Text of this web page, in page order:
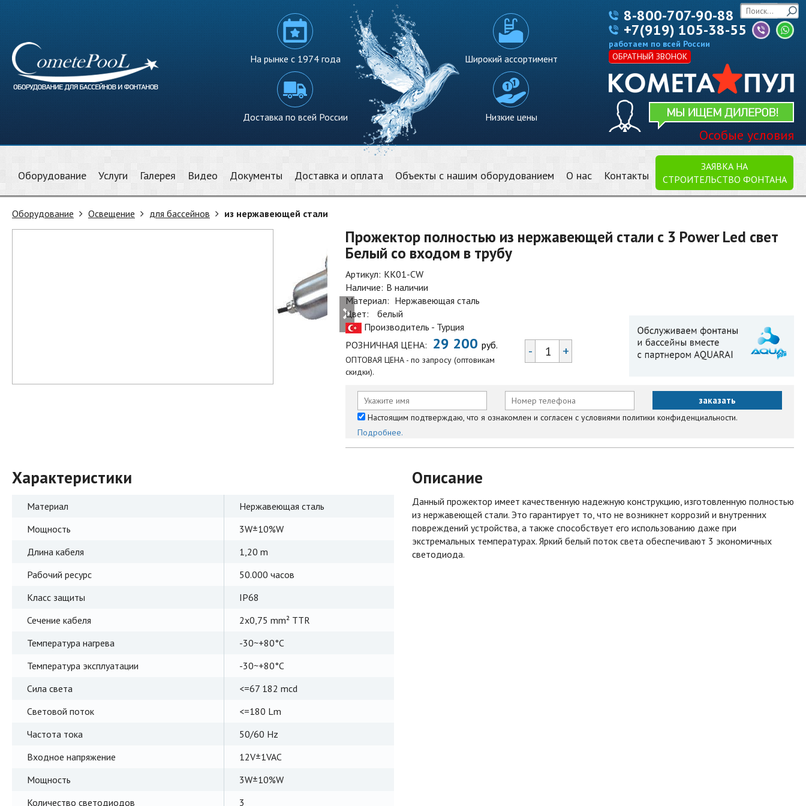
8-800-707-90-88
+7(919) 105-38-55
работаем по всей России
ОБРАТНЫЙ ЗВОНОК
Особые условия
На рынке с 1974 года Широкий ассортимент
Доставка по всей России Низкие цены
Оборудование Услуги Галерея Видео Документы Доставка и оплата Объекты с нашим оборудованием О нас Контакты
ЗАЯВКА НА
СТРОИТЕЛЬСТВО ФОНТАНА
Оборудование Освещение для бассейнов из нержавеющей стали
Прожектор полностью из нержавеющей стали с 3 Power Led свет
Белый со входом в трубу
Артикул: KK01-CW
Наличие: В наличии
Материал: Нержавеющая сталь
Цвет:
белый
Производитель - Турция
РОЗНИЧНАЯ ЦЕНА: 29 200 руб.
ОПТОВАЯ ЦЕНА - по запросу (оптовикам
скидки).
- +
Настоящим подтверждаю, что я ознакомлен и согласен с условиями политики конфиденциальности.
Подробнее.
Характеристики
Материал
Нержавеющая сталь
Мощность
3W±10%W
Длина кабеля
1,20 m
Рабочий ресурс
50.000 часов
Класс защиты
IP68
Сечение кабеля
2x0,75 mm² TTR
Температура нагрева
-30~+80°C
Температура эксплуатации
-30~+80°C
Сила света
<=67 182 mcd
Световой поток
<=180 Lm
Частота тока
50/60 Hz
Входное напряжение
12V±1VAC
Мощность
3W±10%W
Количество светодиодов
3
Описание
Данный прожектор имеет качественную надежную конструкцию, изготовленную полностью
из нержавеющей стали. Это гарантирует то, что не возникнет коррозий и внутренних
повреждений устройства, а также способствует его использованию даже при
экстремальных температурах. Яркий белый поток света обеспечивают 3 экономичных
светодиода.